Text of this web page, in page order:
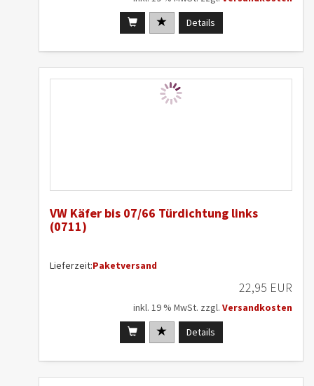
Details
VW Käfer bis 07/66 Türdichtung links
(0711)
Lieferzeit:Paketversand
22,95 EUR
inkl. 19 % MwSt. zzgl. Versandkosten
Details